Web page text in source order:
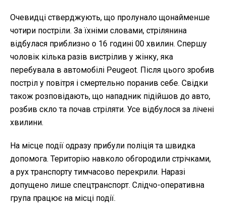
Очевидці стверджують, що пролунало щонайменше
чотири постріли. За їхніми словами, стрілянина
відбулася приблизно о 16 годині 00 хвилин. Спершу
чоловік кілька разів вистрілив у жінку, яка
перебувала в автомобілі Peugeot. Після цього зробив
постріл у повітря і смертельно поранив себе. Свідки
також розповідають, що нападник підійшов до авто,
розбив скло та почав стріляти. Усе відбулося за лічені
хвилини.
На місце події одразу прибули поліція та швидка
допомога. Територію навколо обгородили стрічками,
а рух транспорту тимчасово перекрили. Наразі
допущено лише спецтранспорт. Слідчо-оперативна
група працює на місці події.